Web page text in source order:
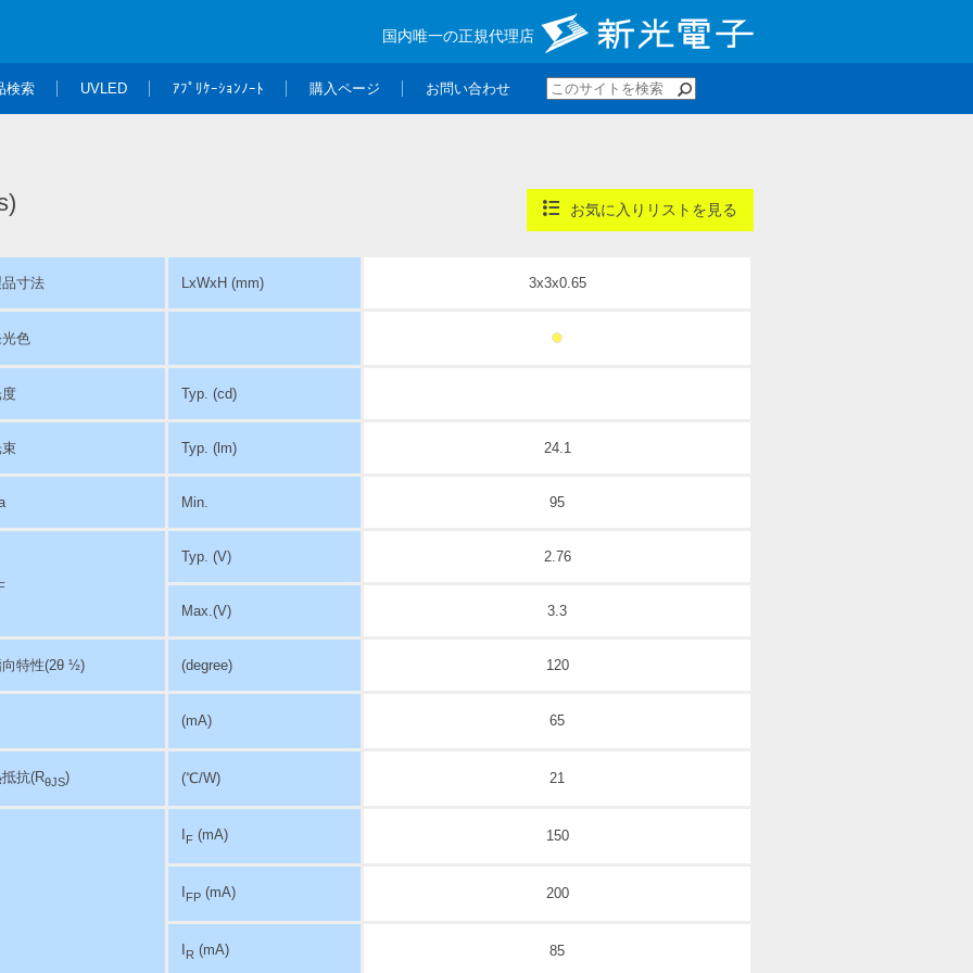
国内唯一の正規代理店
検索 UVLED ｱﾌﾟﾘｹｰｼｮﾝﾉｰﾄ 購入ページ お問い合わせ
お気に入りリストを見る
寸法 LxWxH (mm) 3x3x0.65
色
Typ. (cd)
Typ. (lm) 24.1
Min. 95
F
Typ. (V) 2.76
Max.(V) 3.3
特性(2θ ½) (degree) 120
(mA) 65
抗(RθJS) (℃/W) 21
F (mA) 150
FP (mA) 200
R (mA) 85